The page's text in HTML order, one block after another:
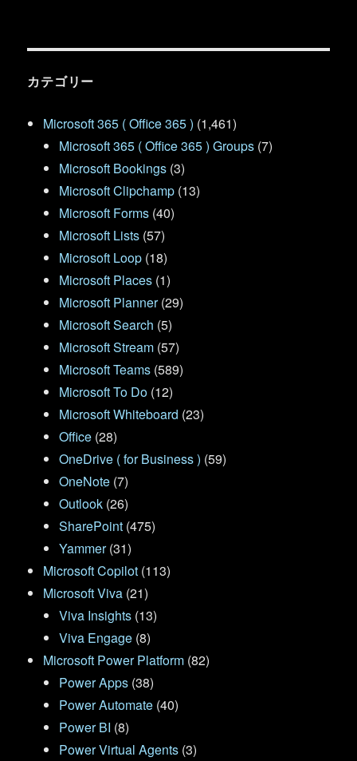
カテゴリー
Microsoft 365 ( Office 365 ) (1,461)
Microsoft 365 ( Office 365 ) Groups (7)
Microsoft Bookings (3)
Microsoft Clipchamp (13)
Microsoft Forms (40)
Microsoft Lists (57)
Microsoft Loop (18)
Microsoft Places (1)
Microsoft Planner(29)
Microsoft Search (5)
Microsoft Stream (57)
Microsoft Teams (589)
Microsoft To Do (12)
Microsoft Whiteboard (23)
Office (28)
OneDrive ( for Business ) (59)
OneNote (7)
Outlook (26)
SharePoint (475)
Yammer(31)
Microsoft Copilot (113)
Microsoft Viva (21)
Viva Insights (13)
Viva Engage (8)
Microsoft Power Platform (82)
Power Apps (38)
Power Automate (40)
Power BI (8)
Power Virtual Agents (3)